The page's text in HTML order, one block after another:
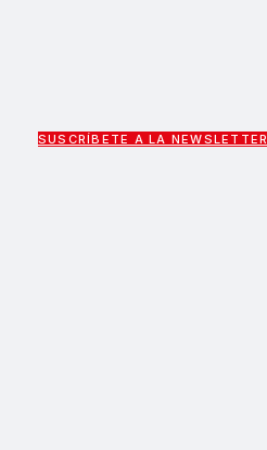
SUSCRÍBETE A LA NEWSLETTER